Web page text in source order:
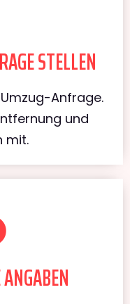
STELLEN
Anfrage.
und
mit.